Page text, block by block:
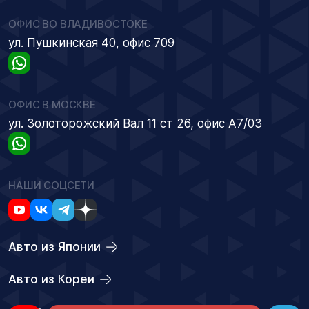
ОФИС ВО ВЛАДИВОСТОКЕ
ул. Пушкинская 40, офис 709
ОФИС В МОСКВЕ
ул. Золоторожский Вал 11 ст 26, офис А7/03
НАШИ СОЦСЕТИ
Авто из Японии
Авто из Кореи